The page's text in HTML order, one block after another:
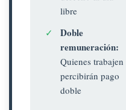
libre
✓
Doble
remuneración:
Quienes trabajen
percibirán pago
doble